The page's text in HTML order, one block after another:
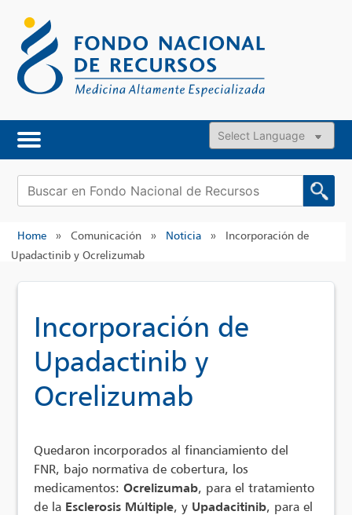
content
Powered by
Buscar:
Home » Comunicación » Noticia »
Incorporación de
Upadactinib y Ocrelizumab
Incorporación de
Upadactinib y
Ocrelizumab
Quedaron incorporados al financiamiento del
FNR, bajo normativa de cobertura, los
medicamentos:Ocrelizumab, para el tratamiento
de la Esclerosis Múltiple, y Upadacitinib, para el